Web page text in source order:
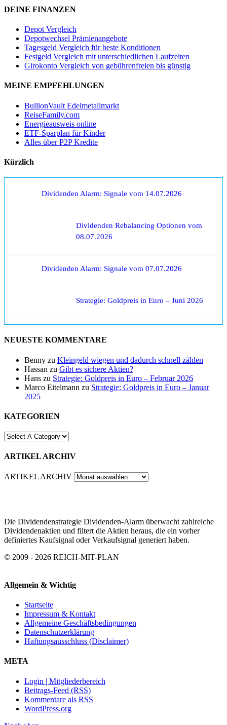
DEINE FINANZEN
Depot Vergleich
Depotwechsel Prämienangebote
Tagesgeld Vergleich für beste Konditionen
Festgeld Vergleich mit unterschiedlichen Laufzeiten
Girokonto Vergleich von gebührenfreien bis günstig
MEINE EMPFEHLUNGEN
BullionVault Edelmetallmarkt
ReiseFamily.com
Energieausweis online
ETF-Sparplan für Kinder
Alles über P2P Kredite
Kürzlich
Dividenden Alarm: Signale vom 14.07.2026
Dividenden Rebalancing Optionen vom
08.07.2026
Dividenden Alarm: Signale vom 07.07.2026
Strategie: Goldpreis in Euro – Juni 2026
NEUESTE KOMMENTARE
Benny zu Kleingeld wiegen und dadurch schnell zählen
Hassan zu Gibt es sichere Aktien?
Hans zu Strategie: Goldpreis in Euro – Februar 2026
Marco Eitelmann zu Strategie: Goldpreis in Euro – Januar
2025
KATEGORIEN
ARTIKEL ARCHIV
ARTIKEL ARCHIV
Die Dividendenstrategie Dividenden-Alarm überwacht zahlreiche
Dividendenaktien und filtert die Aktien heraus, die ein vorher
definiertes Kaufsignal oder Verkaufsignal generiert haben.
© 2009 - 2026 REICH-MIT-PLAN
Allgemein & Wichtig
Startseite
Impressum & Kontakt
Allgemeine Geschäftsbedingungen
Datenschutzerklärung
Haftungsausschluss (Disclaimer)
META
Login | Mitgliederbereich
Beitrags-Feed (RSS)
Kommentare als RSS
WordPress.org